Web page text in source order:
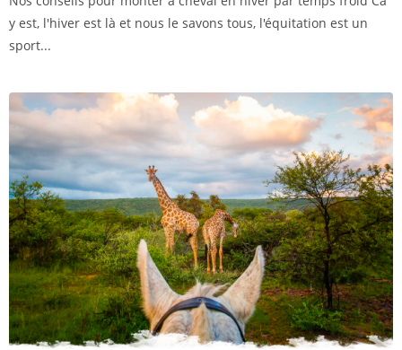
y est, l'hiver est là et nous le savons tous, l'équitation est un
sport...